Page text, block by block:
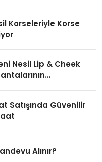
Korseleriyle Korse
Nesil Lip & Cheek
Satışında Güvenilir
Alınır?